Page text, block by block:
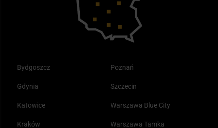
Bydgoszcz
Gdynia
Katowice
Kraków
Poznań
Szczecin
Warszawa Blue City
Warszawa Tamka